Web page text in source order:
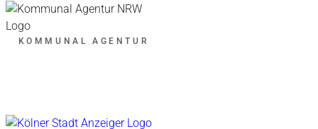
KOMMUNAL AGENTUR